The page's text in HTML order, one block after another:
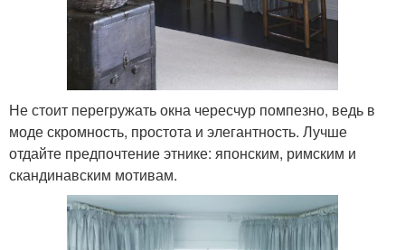
Не стоит перегружать окна чересчур помпезно, ведь в
моде скромность, простота и элегантность. Лучше
отдайте предпочтение этнике: японским, римским и
скандинавским мотивам.